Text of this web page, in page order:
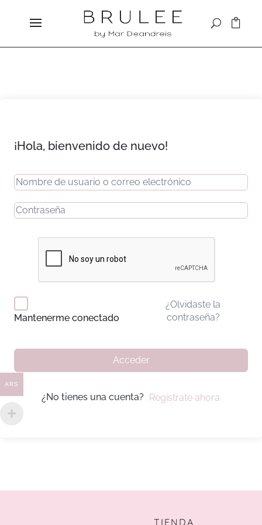
¡Hola, bienvenido de nuevo!
Mantenerme conectado
¿Olvidaste la
contraseña?
Acceder
¿No tienes una cuenta? Regístrate ahora
TIENDA
ARS